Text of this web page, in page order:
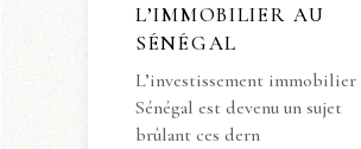
L’IMMOBILIER AU
SÉNÉGAL
L’investissement immobilier
Sénégal est devenu un sujet
brûlant ces dern